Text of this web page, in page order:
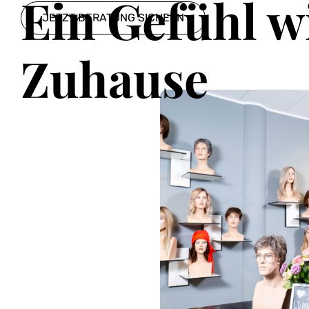
Ein Gefühl
Zuhause
JETZT BERATUNG SICHERN